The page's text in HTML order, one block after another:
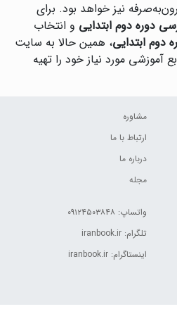
نیز خواهد بود. برای
دوره دوم ابتدایی و انتخاب
دوم ابتدایی، همین حالا به سایت
آموزشی مورد نیاز خود را تهیه
مشاوره
ارتباط با ما
درباره ما
مجله
واتساپ: ۰۹۱۲۴۵۰۳۸۴۸
تلگرام: iranbook.ir
اینستاگرام: iranbook.ir